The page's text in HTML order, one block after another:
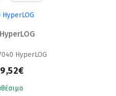
HyperLOG